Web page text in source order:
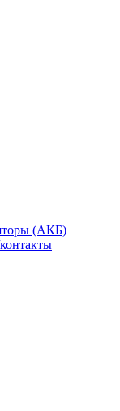
(АКБ)